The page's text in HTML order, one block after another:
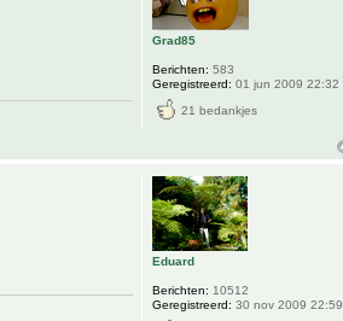
Grad85
Berichten: 583
Geregistreerd: 01 jun 2009 22:32
21 bedankjes
Eduard
Berichten: 10512
Geregistreerd: 30 nov 2009 22:59